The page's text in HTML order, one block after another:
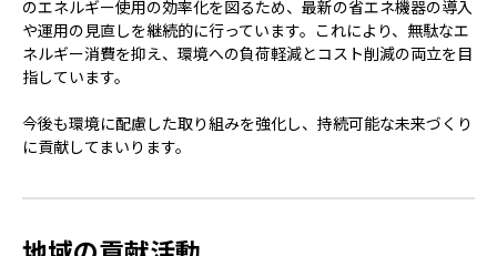
のエネルギー使用の効率化を図るため、最新の省エネ機器の導入
や運用の見直しを継続的に行っています。これにより、無駄なエ
ネルギー消費を抑え、環境への負荷軽減とコスト削減の両立を目
指しています。
今後も環境に配慮した取り組みを強化し、持続可能な未来づくり
に貢献してまいります。